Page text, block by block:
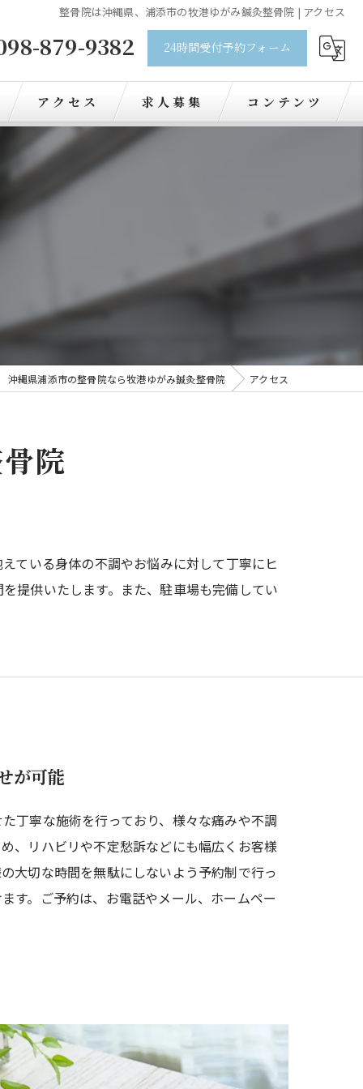
整骨院は沖縄県、浦添市の牧港ゆがみ鍼灸整骨院 | アクセス
879-9382 24時間受付予約フォーム
アクセス 求人募集 コンテンツ
沖縄県浦添市の整骨院なら牧港ゆがみ鍼灸整骨院 アクセス
院
ている身体の不調やお悩みに対して丁寧にヒ
提供いたします。また、駐車場も完備してい
が可能
丁寧な施術を行っており、様々な痛みや不調
、リハビリや不定愁訴などにも幅広くお客様
大切な時間を無駄にしないよう予約制で行っ
す。ご予約は、お電話やメール、ホームペー